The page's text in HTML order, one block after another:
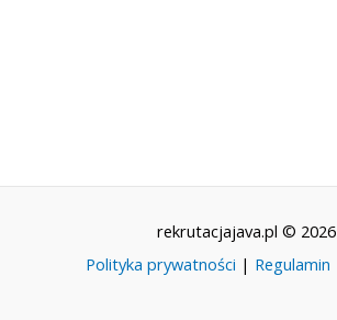
rekrutacjajava.pl © 2026
Polityka prywatności | Regulamin